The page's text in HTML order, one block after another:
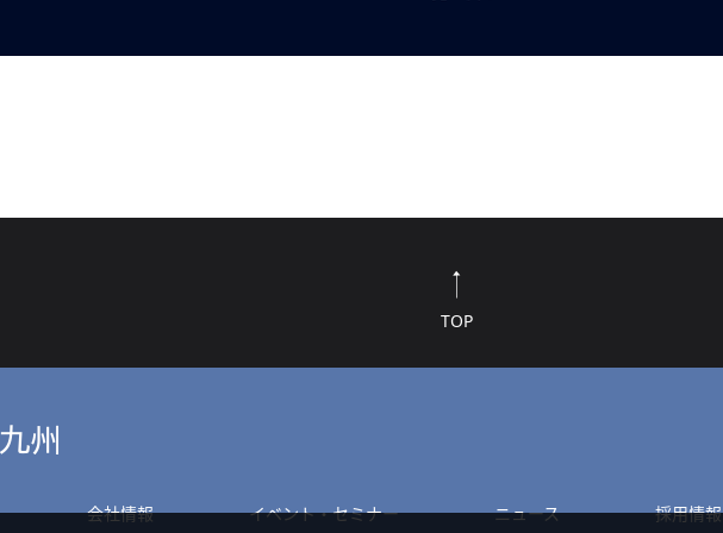
TOP
会社情報 イベント・セミナー ニュース 採用情報